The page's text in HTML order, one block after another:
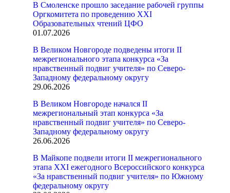
В Смоленске прошло заседание рабочей группы
Оргкомитета по проведению XXI
Образовательных чтений ЦФО
01.07.2026
В Великом Новгороде подведены итоги II
межрегионального этапа конкурса «За
нравственный подвиг учителя» по Северо-
Западному федеральному округу
29.06.2026
В Великом Новгороде начался II
межрегиональный этап конкурса «За
нравственный подвиг учителя» по Северо-
Западному федеральному округу
26.06.2026
В Майкопе подвели итоги II межрегионального
этапа XXI ежегодного Всероссийского конкурса
«За нравственный подвиг учителя» по Южному
федеральному округу